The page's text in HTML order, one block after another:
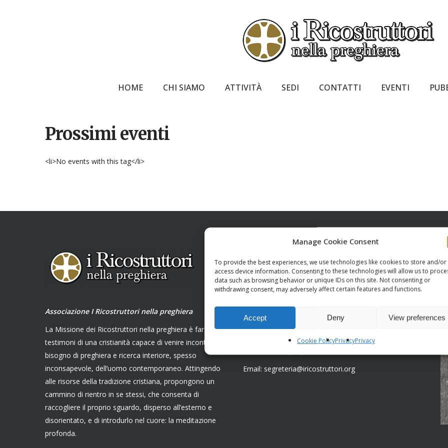
Manage Cookie Consent
To provide the best experiences, we use technologies like cookies to store and/or
access device information. Consenting to these technologies will allow us to
data such as browsing behavior or unique IDs on this site. Not consenting or
withdrawing consent, may adversely affect certain features and functions.
Accept Deny View preferences
Cookie PolicyPrivacyPrivacy
Hit enter to search or ESC to close
HOME CHI SIAMO ATTIVITÀ SEDI CONTATTI EVENTI
Prossimi eventi
<li>No events with this tag</li>
Associazione I Ricostruttori nella preghiera
La Missione dei Ricostruttori nella preghiera è farsi
testimoni di una cristianità capace di venire incontro al
bisogno di preghiera e ricerca interiore, spesso
inconsapevole, dell’uomo contemporaneo. Attingendo
alle risorse della tradizione cristiana, propongono un
cammino di rientro in se stessi, che consenta di
raccogliere il proprio sguardo, disperso all’esterno e
disorientato, e di introdurlo nel cuore: la meditazione
profonda.
Sede legale:
Via Serra di Baccano, 15
19021 Arcola (Sp)
Sede centrale:
Via Bardonecchia, 77/16
Email: segreteria@iricostruttori.org